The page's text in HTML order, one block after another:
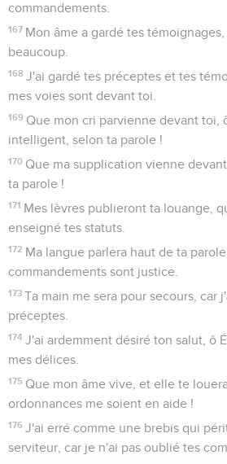
commandements.
167 Mon âme a gardé tes
beaucoup.
168 J'ai gardé tes préceptes et tes
mes voies sont devant toi.
169 Que mon cri parvienne devant toi,
intelligent, selon ta parole !
170 Que ma supplication vienne
ta parole !
171 Mes lèvres publieront ta louange,
enseigné tes statuts.
172 Ma langue parlera haut de ta
commandements sont justice.
173 Ta main me sera pour secours, car
préceptes.
174 J'ai ardemment désiré ton salut, ô
mes délices.
175 Que mon âme vive, et elle te
ordonnances me soient en aide !
176 J'ai erré comme une brebis qui
serviteur, car je n'ai pas oublié tes